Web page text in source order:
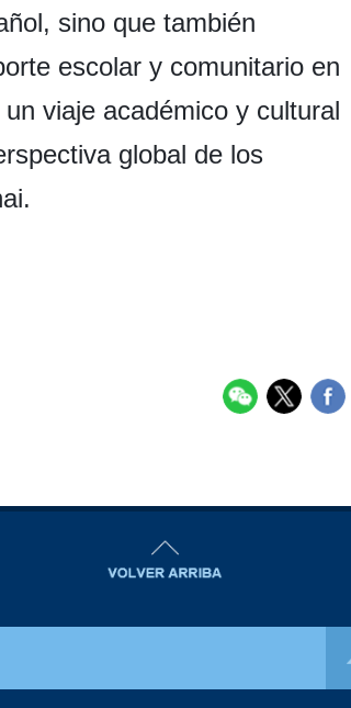
sino que también
escolar y comunitario en
viaje académico y cultural
global de los